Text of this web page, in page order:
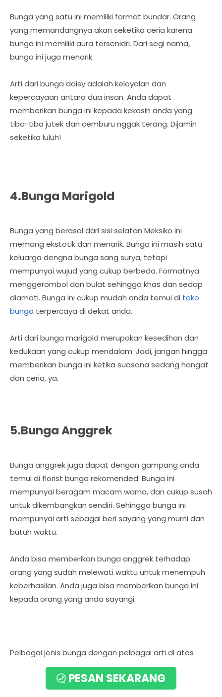
Bunga yang satu ini memiliki format bundar. Orang
yang memandangnya akan seketika ceria karena
bunga ini memiliki aura tersenidri. Dari segi nama,
bunga ini juga menarik.
Arti dari bunga daisy adalah keloyalan dan
kepercayaan antara dua insan. Anda dapat
memberikan bunga ini kepada kekasih anda yang
tiba-tiba jutek dan cemburu nggak terang. Dijamin
seketika luluh!
4.Bunga Marigold
Bunga yang berasal dari sisi selatan Meksiko ini
memang ekstotik dan menarik. Bunga ini masih satu
keluarga dengna bunga sang surya, tetapi
mempunyai wujud yang cukup berbeda. Formatnya
menggerombol dan bulat sehingga khas dan sedap
diamati. Bunga ini cukup mudah anda temui di toko
bunga terpercaya di dekat anda.
Arti dari bunga marigold merupakan kesedihan dan
kedukaan yang cukup mendalam. Jadi, jangan hingga
memberikan bunga ini ketika suasana sedang hangat
dan ceria, ya.
5.Bunga Anggrek
Bunga anggrek juga dapat dengan gampang anda
temui di florist bunga rekomended. Bunga ini
mempunyai beragam macam warna, dan cukup susah
untuk dikembangkan sendiri. Sehingga bunga ini
mempunyai arti sebagai beri sayang yang murni dan
butuh waktu.
Anda bisa memberikan bunga anggrek terhadap
orang yang sudah melewati waktu untuk menempuh
keberhasilan. Anda juga bisa memberikan bunga ini
kepada orang yang anda sayangi.
Pelbagai jenis bunga dengan pelbagai arti di atas
memang bisa anda pilih di kios bunga andalan anda.
Jadi, pastikan bunga yang anda pilih benar-benar
layak dan pantas untuk keadaan yang sedang terjadi,
PESAN SEKARANG